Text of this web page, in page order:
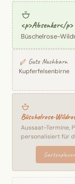
<p>Absenker</p>
Büschelrose-
Gute Nachbarn
Kupferfelsenbirne
Büschelrose-
Aussaat-Termine,
personalisiert für